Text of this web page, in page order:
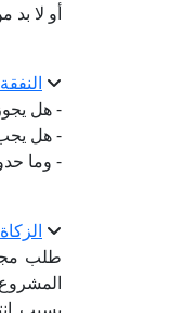
أو لا بد
- هل يجوز
- هل يجب
- وما
طلب